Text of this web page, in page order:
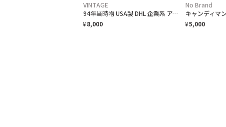
VINTAGE
94年当時物 USA製 DHL 企業系 アート プリントTシャツ メンズXL アメリカ製 アートT アドバタイジング 古着 白色
¥ 8,000
No Brand
¥5,000